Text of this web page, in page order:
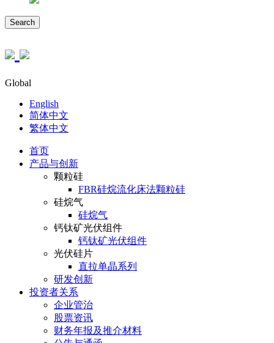
Search
Global
English
简体中文
繁体中文
首页
产品与创新
颗粒硅
FBR硅烷流化床法颗粒硅
硅烷气
硅烷气
钙钛矿光伏组件
钙钛矿光伏组件
光伏硅片
直拉单晶系列
研发创新
投资者关系
企业管治
股票资讯
财务年报及推介材料